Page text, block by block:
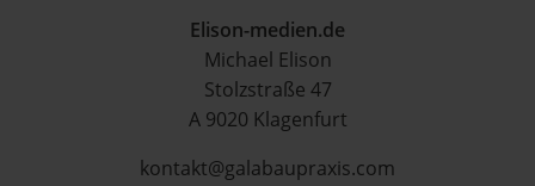
Elison-medien.de
Michael Elison
Stolzstraße 47
A 9020 Klagenfurt
kontakt@galabaupraxis.com